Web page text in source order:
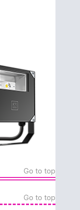
Go to top
Go to top